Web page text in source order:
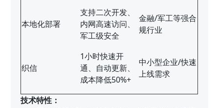
本地化部署
支持二次开发、
内网高速访问、
军工级安全
金融/军工等强合
规行业
织信
1小时快速开
通、自动更新、
成本降低50%+
中小型企业/快速
上线需求
技术特性：